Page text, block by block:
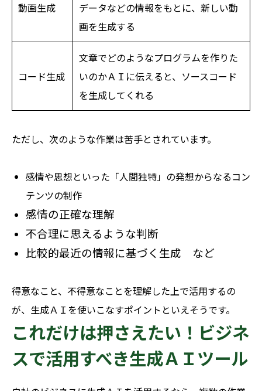
動画生成
データなどの情報をもとに、新しい動
画を生成する
コード生成
文章でどのようなプログラムを作りた
いのかＡＩに伝えると、ソースコード
を生成してくれる
ただし、次のような作業は苦手とされています。
感情や思想といった「人間独特」の発想からなるコン
テンツの制作
感情の正確な理解
不合理に思えるような判断
比較的最近の情報に基づく生成 など
得意なこと、不得意なことを理解した上で活用するの
が、生成ＡＩを使いこなすポイントといえそうです。
これだけは押さえたい！ビジネ
スで活用すべき生成ＡＩツール